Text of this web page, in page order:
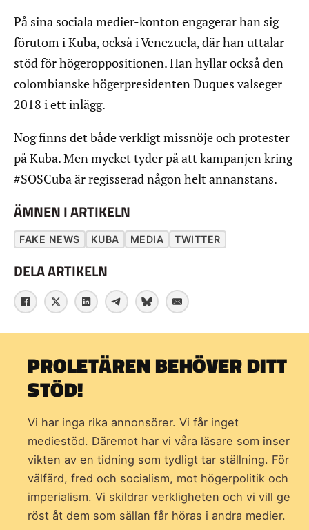
På sina sociala medier-konton engagerar han sig
förutom i Kuba, också i Venezuela, där han uttalar
stöd för högeroppositionen. Han hyllar också den
colombianske högerpresidenten Duques valseger
2018 i ett inlägg.
Nog finns det både verkligt missnöje och protester
på Kuba. Men mycket tyder på att kampanjen kring
#SOSCuba är regisserad någon helt annanstans.
ÄMNEN I ARTIKELN
FAKE NEWS KUBA MEDIA TWITTER
DELA ARTIKELN
PROLETÄREN BEHÖVER DITT
STÖD!
Vi har inga rika annonsörer. Vi får inget
mediestöd. Däremot har vi våra läsare som inser
vikten av en tidning som tydligt tar ställning. För
välfärd, fred och socialism, mot högerpolitik och
imperialism. Vi skildrar verkligheten och vi vill ge
röst åt dem som sällan får höras i andra medier.